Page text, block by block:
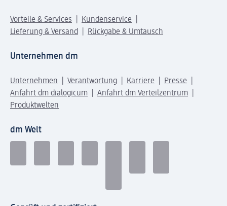
Vorteile & Services
Kundenservice
Lieferung & Versand
Rückgabe & Umtausch
Unternehmen dm
Unternehmen Verantwortung Karriere
Presse
Anfahrt dm dialogicum
Anfahrt dm Verteilzentrum
Produktwelten
dm Welt